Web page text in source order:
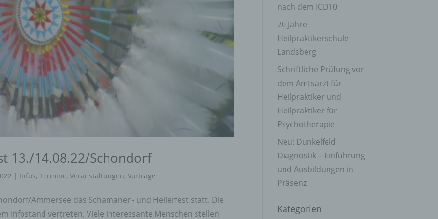
13./14.08.22/Schondorf
| Infos,Termine,Veranstaltungen,Vorträge
Ammersee das Schamanen- und Heilerfest statt. Die
Infostand vertreten. Viele interessante Menschen stellen
nach dem ICD10
20 Jahre
Heilpraktikerschule
Landsberg
Schriftliche Prüfung vor
dem Amtsarzt für
Heilpraktiker und
Heilpraktiker für
Psychotherapie
Neu: Dunkelfeld
Diagnostik – Einführung
und Ausbildungen in
Präsenz
Kategorien